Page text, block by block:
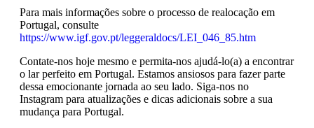
Para mais informações sobre o processo de realocação em
Portugal, consulte
https://www.igf.gov.pt/leggeraldocs/LEI_046_85.htm
Contate-nos hoje mesmo e permita-nos ajudá-lo(a) a encontrar
o lar perfeito em Portugal. Estamos ansiosos para fazer parte
dessa emocionante jornada ao seu lado. Siga-nos no
Instagram para atualizações e dicas adicionais sobre a sua
mudança para Portugal.